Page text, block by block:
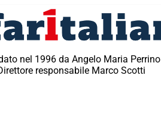
nel 1996 da Angelo Maria Perrino
responsabile Marco Scotti